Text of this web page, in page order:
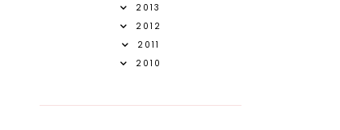
2013
2012
2011
2010